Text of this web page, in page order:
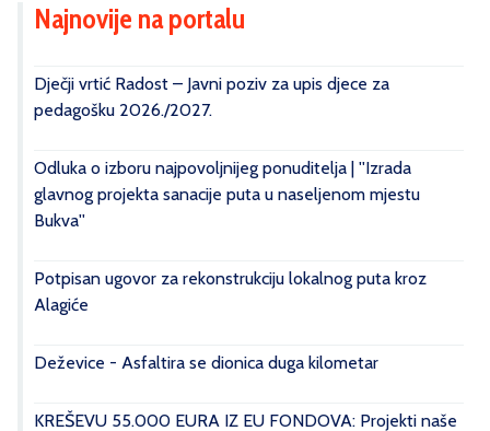
Najnovije na portalu
Dječji vrtić Radost – Javni poziv za upis djece za
pedagošku 2026./2027.
Odluka o izboru najpovoljnijeg ponuditelja | ''Izrada
glavnog projekta sanacije puta u naseljenom mjestu
Bukva''
Potpisan ugovor za rekonstrukciju lokalnog puta kroz
Alagiće
Deževice - Asfaltira se dionica duga kilometar
KREŠEVU 55.000 EURA IZ EU FONDOVA: Projekti naše